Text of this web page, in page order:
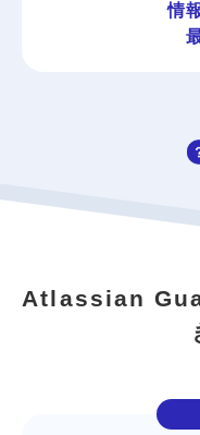
情
Atlassian